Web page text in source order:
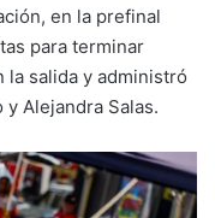
en la prefinal
para terminar
la salida y administró
Alejandra Salas.